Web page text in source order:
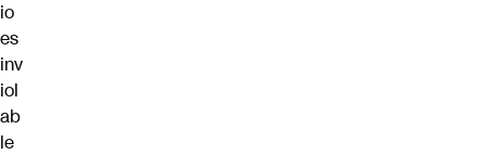
io
es
inv
iol
ab
le